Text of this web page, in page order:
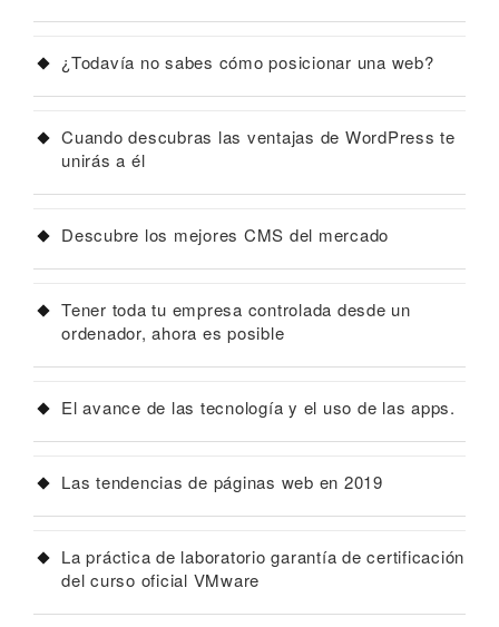
¿Todavía no sabes cómo posicionar una web?
Cuando descubras las ventajas de WordPress te
unirás a él
Descubre los mejores CMS del mercado
Tener toda tu empresa controlada desde un
ordenador, ahora es posible
El avance de las tecnología y el uso de las apps.
Las tendencias de páginas web en 2019
La práctica de laboratorio garantía de certificación
del curso oficial VMware